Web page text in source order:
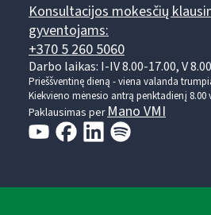
Konsultacijos mokesčių
gyventojams:
+370 5 260 5060
Darbo laikas: I-IV 8.00-17.00, V
Prieššventinę dieną - viena valanda
Kiekvieno mėnesio antrą penktadienį 8.00
Paklausimas per Mano VMI